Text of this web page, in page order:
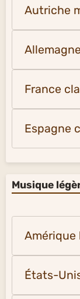
Autriche
France
Musique
Amérique
États-